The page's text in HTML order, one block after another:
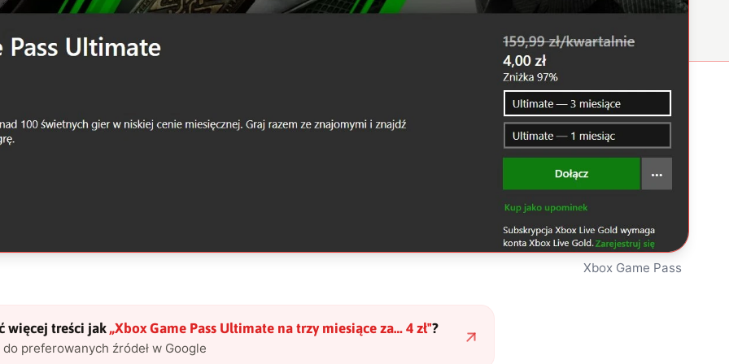
Xbox Game Pass
więcej treści jak „Xbox Game Pass Ultimate na trzy miesiące za… 4 zł"?
preferowanych źródeł w Google